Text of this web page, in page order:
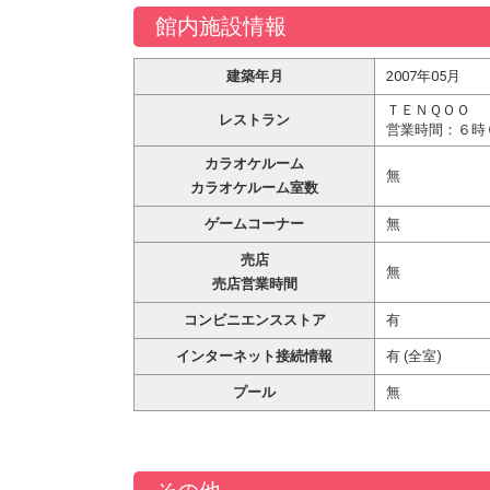
館内施設情報
建築年月 2007年05月
レストラン
ＴＥＮＱＯＯ
営業時間：６
カラオケルーム
カラオケルーム室数
無
ゲームコーナー 無
売店
売店営業時間
無
コンビニエンスストア 有
インターネット接続情報 有 (全室)
プール 無